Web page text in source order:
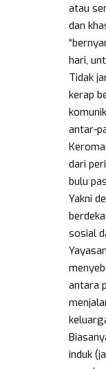
atau
dan
hari,
Tidak
kerap
antar-
dari
bulu
Yakni
sosial
antara
induk